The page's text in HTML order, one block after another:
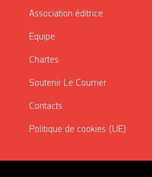
Association éditrice
Équipe
Chartes
Soutenir Le Courrier
Contacts
Politique de cookies (UE)